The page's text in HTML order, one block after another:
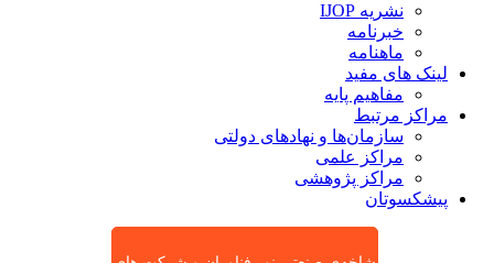
نشریه IJOP
خبرنامه
ماهنامه
لینک های مفید
مفاهیم پایه
مراکز مرتبط
سازمان‌ها و نهادهای دولتی
مراکز علمی
مراکز پژوهشی
پیشکسوتان